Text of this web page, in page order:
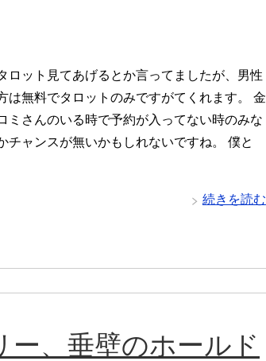
ロット見てあげるとか言ってましたが、男性
は無料でタロットのみですがてくれます。 金
ミさんのいる時で予約が入ってない時のみな
チャンスが無いかもしれないですね。 僕と
続きを読む
、垂壁のホールド